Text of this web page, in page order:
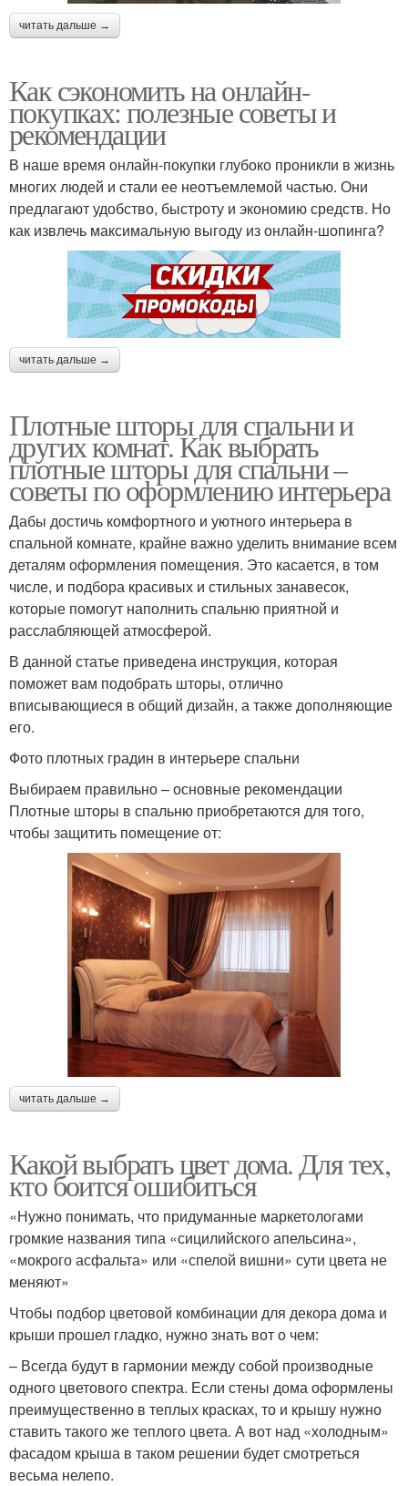
читать дальше →
Как сэкономить на онлайн-
покупках: полезные советы и
рекомендации
В наше время онлайн-покупки глубоко проникли в жизнь
многих людей и стали ее неотъемлемой частью. Они
предлагают удобство, быстроту и экономию средств. Но
как извлечь максимальную выгоду из онлайн-шопинга?
читать дальше →
Плотные шторы для спальни и
других комнат. Как выбрать
плотные шторы для спальни –
советы по оформлению интерьера
Дабы достичь комфортного и уютного интерьера в
спальной комнате, крайне важно уделить внимание всем
деталям оформления помещения. Это касается, в том
числе, и подбора красивых и стильных занавесок,
которые помогут наполнить спальню приятной и
расслабляющей атмосферой.
В данной статье приведена инструкция, которая
поможет вам подобрать шторы, отлично
вписывающиеся в общий дизайн, а также дополняющие
его.
Фото плотных градин в интерьере спальни
Выбираем правильно – основные рекомендации
Плотные шторы в спальню приобретаются для того,
чтобы защитить помещение от:
читать дальше →
Какой выбрать цвет дома. Для тех,
кто боится ошибиться
«Нужно понимать, что придуманные маркетологами
громкие названия типа «сицилийского апельсина»,
«мокрого асфальта» или «спелой вишни» сути цвета не
меняют»
Чтобы подбор цветовой комбинации для декора дома и
крыши прошел гладко, нужно знать вот о чем:
– Всегда будут в гармонии между собой производные
одного цветового спектра. Если стены дома оформлены
преимущественно в теплых красках, то и крышу нужно
ставить такого же теплого цвета. А вот над «холодным»
фасадом крыша в таком решении будет смотреться
весьма нелепо.